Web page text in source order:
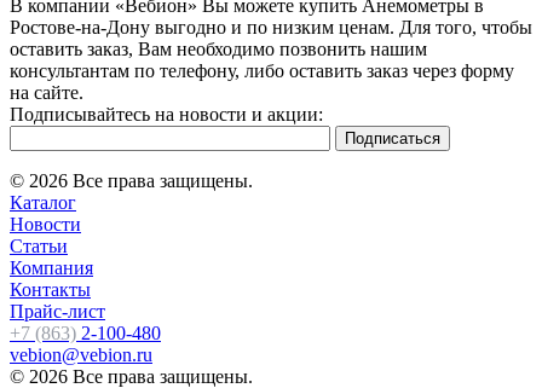
В компании «Вебион» Вы можете купить Анемометры в
Ростове-на-Дону выгодно и по низким ценам. Для того, чтобы
оставить заказ, Вам необходимо позвонить нашим
консультантам по телефону, либо оставить заказ через форму
на сайте.
Подписывайтесь на новости и акции:
© 2026 Все права защищены.
Каталог
Новости
Статьи
Компания
Контакты
Прайс-лист
+7 (863) 2-100-480
vebion@vebion.ru
© 2026 Все права защищены.